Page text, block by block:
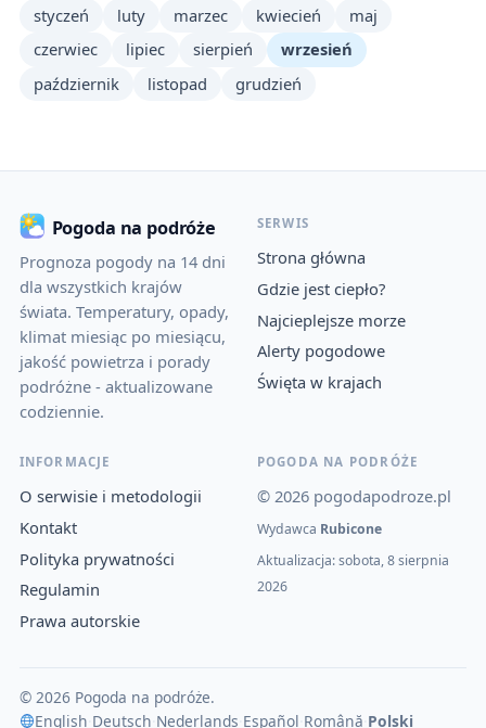
styczeń luty marzec kwiecień
maj
czerwiec
lipiec sierpień
wrzesień
październik
listopad grudzień
Pogoda na podróże
Prognoza pogody na 14 dni
dla wszystkich krajów
świata. Temperatury, opady,
klimat miesiąc po miesiącu,
jakość powietrza i porady
podróżne - aktualizowane
codziennie.
SERWIS
Strona główna
Gdzie jest ciepło?
Najcieplejsze morze
Alerty pogodowe
Święta w krajach
INFORMACJE
O serwisie i metodologii
Kontakt
Polityka prywatności
Regulamin
Prawa autorskie
POGODA NA PODRÓŻE
© 2026 pogodapodroze.pl
Wydawca Rubicone
Aktualizacja: sobota, 8 sierpnia
2026
© 2026 Pogoda na podróże.
English Deutsch Nederlands Español Română Polski